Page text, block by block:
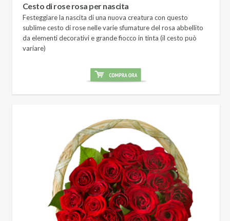
Cesto di rose rosa per nascita
Festeggiare la nascita di una nuova creatura con questo
sublime cesto di rose nelle varie sfumature del rosa abbellito
da elementi decorativi e grande fiocco in tinta (il cesto può
variare)